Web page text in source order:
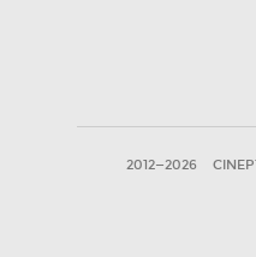
2012—2026